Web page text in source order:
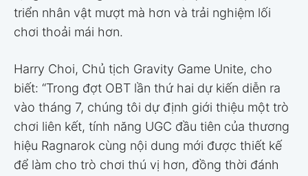
triển nhân vật mượt mà hơn và trải nghiệm lối
chơi thoải mái hơn.
Harry Choi, Chủ tịch Gravity Game Unite, cho
biết: “Trong đợt OBT lần thứ hai dự kiến diễn ra
vào tháng 7, chúng tôi dự định giới thiệu một trò
chơi liên kết, tính năng UGC đầu tiên của thương
hiệu Ragnarok cùng nội dung mới được thiết kế
để làm cho trò chơi thú vị hơn, đồng thời đánh